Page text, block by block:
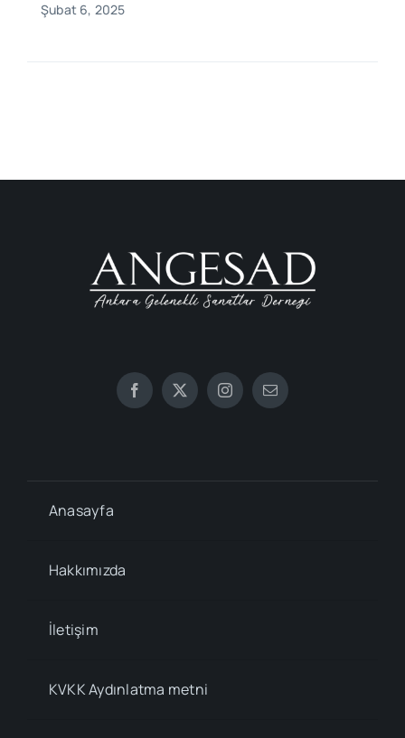
Şubat 6, 2025
Anasayfa
Hakkımızda
İletişim
KVKK Aydınlatma metni